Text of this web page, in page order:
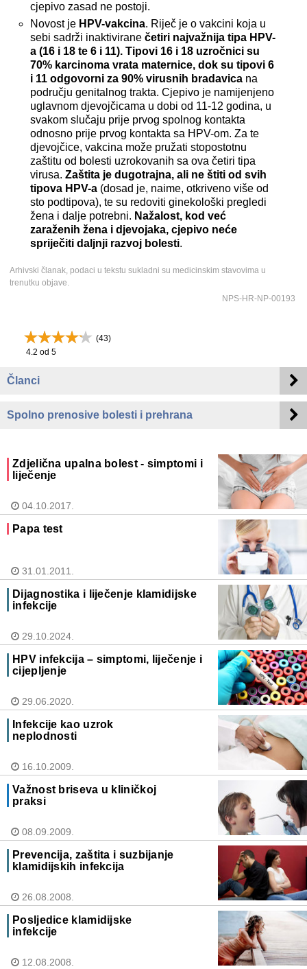
cjepivo zasad ne postoji.
Novost je HPV-vakcina. Riječ je o vakcini koja u
sebi sadrži inaktivirane četiri najvažnija tipa HPV-
a (16 i 18 te 6 i 11). Tipovi 16 i 18 uzročnici su
70% karcinoma vrata maternice, dok su tipovi 6
i 11 odgovorni za 90% virusnih bradavica na
području genitalnog trakta. Cjepivo je namijenjeno
uglavnom djevojčicama u dobi od 11-12 godina, u
svakom slučaju prije prvog spolnog kontakta
odnosno prije prvog kontakta sa HPV-om. Za te
djevojčice, vakcina može pružati stopostotnu
zaštitu od bolesti uzrokovanih sa ova četiri tipa
virusa. Zaštita je dugotrajna, ali ne štiti od svih
tipova HPV-a (dosad je, naime, otkriveno više od
sto podtipova), te su redoviti ginekološki pregledi
žena i dalje potrebni. Nažalost, kod već
zaraženih žena i djevojaka, cjepivo neće
spriječiti daljnji razvoj bolesti.
Arhivski članak, podaci u tekstu sukladni su medicinskim stavovima u
trenutku objave.
NPS-HR-NP-00193
(43)
4.2 od 5
Članci
Spolno prenosive bolesti i prehrana
Zdjelična upalna bolest - simptomi i
liječenje
04.10.2017.
Papa test
31.01.2011.
Dijagnostika i liječenje klamidijske
infekcije
29.10.2024.
HPV infekcija – simptomi, liječenje i
cijepljenje
29.06.2020.
Infekcije kao uzrok
neplodnosti
16.10.2009.
Važnost briseva u kliničkoj
praksi
08.09.2009.
Prevencija, zaštita i suzbijanje
klamidijskih infekcija
26.08.2008.
Posljedice klamidijske
infekcije
12.08.2008.